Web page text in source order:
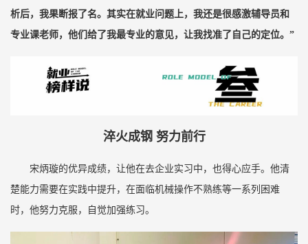
析后，我果断报了名。其实在就业问题上，我还是很感激辅导员和
专业课老师，他们给了我最专业的意见，让我找准了自己的定位。”
淬火成钢 努力前行
宋炳璇的优异成绩，让他在去企业实习中，也得心应手。他清
楚能力需要在实践中提升，在面临机械操作不熟练等一系列困难
时，他努力克服，自觉加强练习。